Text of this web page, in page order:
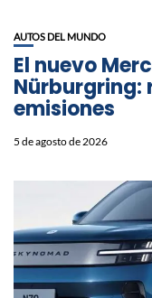
AUTOS DEL MUNDO
El nuevo
Nürburgring:
emisiones
5 de agosto de 2026